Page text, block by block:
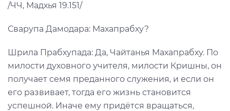
/ЧЧ, Мадхья 19.151/
Сварупа Дамодара: Махапрабху?
Шрила Прабхупада: Да, Чайтанья Махапрабху. По
милости духовного учителя, милости Кришны, он
получает семя преданного служения, и если он
его развивает, тогда его жизнь становится
успешной. Иначе ему придётся вращаться,